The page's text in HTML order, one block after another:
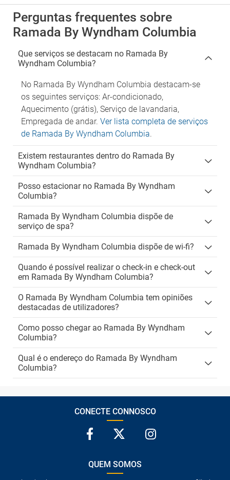
Perguntas frequentes sobre
Ramada By Wyndham Columbia
Que serviços se destacam no Ramada By
Wyndham Columbia?
No Ramada By Wyndham Columbia destacam-se
os seguintes serviços: Ar-condicionado,
Aquecimento (grátis), Serviço de lavandaria,
Empregada de andar. Ver lista completa de serviços
de Ramada By Wyndham Columbia.
Existem restaurantes dentro do Ramada By
Wyndham Columbia?
Posso estacionar no Ramada By Wyndham
Columbia?
Ramada By Wyndham Columbia dispõe de
serviço de spa?
Ramada By Wyndham Columbia dispõe de wi-fi?
Quando é possível realizar o check-in e check-out
em Ramada By Wyndham Columbia?
O Ramada By Wyndham Columbia tem opiniões
destacadas de utilizadores?
Como posso chegar ao Ramada By Wyndham
Columbia?
Qual é o endereço do Ramada By Wyndham
Columbia?
CONECTE CONNOSCO
QUEM SOMOS